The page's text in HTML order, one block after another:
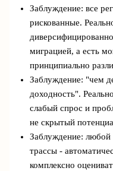
Заблуждение: все
рискованные.
миграцией, а есть
принципиально
Заблуждение: "чем
доходность".
слабый спрос и
не скрытый
Заблуждение: любой
трассы -
комплексно